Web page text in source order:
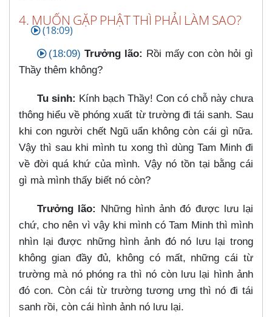
4. MUỐN GẶP PHẬT THÌ PHẢI LÀM SAO?
(18:09)
(18:09) Trưởng lão: Rồi mấy con còn hỏi gì
Thầy thêm không?
Tu sinh: Kính bạch Thầy! Con có chỗ này chưa
thông hiểu về phóng xuất từ trường đi tái sanh. Sau
khi con người chết Ngũ uẩn không còn cái gì nữa.
Vậy thì sau khi mình tu xong thì dùng Tam Minh đi
về đời quá khứ của mình. Vậy nó tồn tại bằng cái
gì mà mình thấy biết nó còn?
Trưởng lão:
Những hình ảnh đó được lưu lại
chứ, cho nên vì vậy khi mình có Tam Minh thì mình
nhìn lại được những hình ảnh đó nó lưu lại trong
không gian đầy đủ, không có mất, những cái từ
trường mà nó phóng ra thì nó còn lưu lại hình ảnh
đó con. Còn cái từ trường tương ưng thì nó đi tái
sanh rồi, còn cái hình ảnh nó lưu lại.